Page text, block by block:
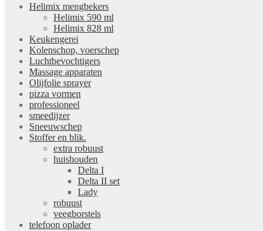
Helimix mengbekers
Helimix 590 ml
Helimix 828 ml
Keukengerei
Kolenschop, voerschep
Luchtbevochtigers
Massage apparaten
Olijfolie sprayer
pizza vormen
professioneel
smeedijzer
Sneeuwschep
Stoffer en blik.
extra robuust
huishouden
Delta I
Delta II set
Lady
robuust
veegborstels
telefoon oplader